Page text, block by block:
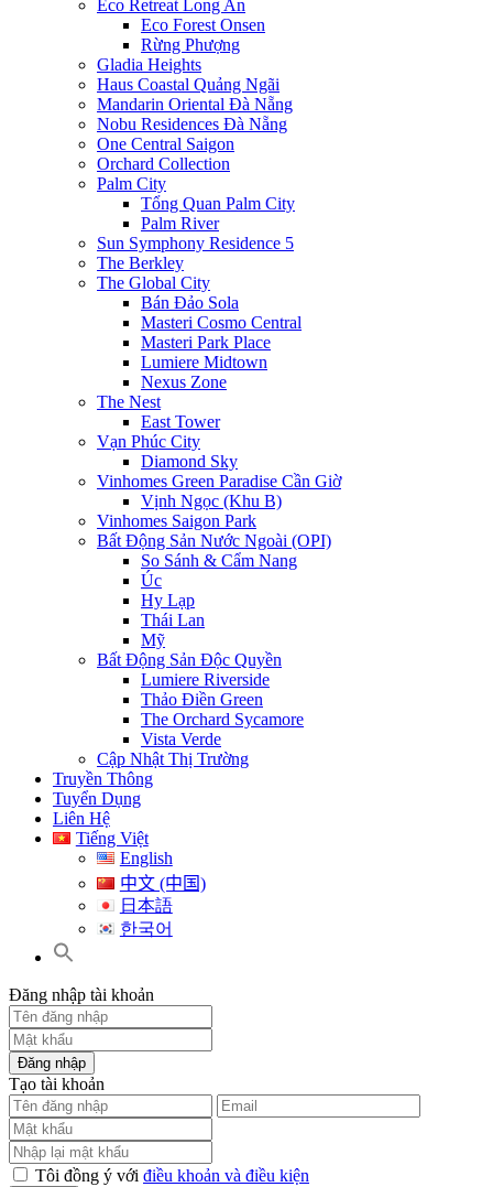
Eco Retreat Long An
Eco Forest Onsen
Rừng Phượng
Gladia Heights
Haus Coastal Quảng Ngãi
Mandarin Oriental Đà Nẵng
Nobu Residences Đà Nẵng
One Central Saigon
Orchard Collection
Palm City
Tổng Quan Palm City
Palm River
Sun Symphony Residence 5
The Berkley
The Global City
Bán Đảo Sola
Masteri Cosmo Central
Masteri Park Place
Lumiere Midtown
Nexus Zone
The Nest
East Tower
Vạn Phúc City
Diamond Sky
Vinhomes Green Paradise Cần Giờ
Vịnh Ngọc (Khu B)
Vinhomes Saigon Park
Bất Động Sản Nước Ngoài (OPI)
So Sánh & Cẩm Nang
Úc
Hy Lạp
Thái Lan
Mỹ
Bất Động Sản Độc Quyền
Lumiere Riverside
Thảo Điền Green
The Orchard Sycamore
Vista Verde
Cập Nhật Thị Trường
Truyền Thông
Tuyển Dụng
Liên Hệ
Tiếng Việt
English
中文 (中国)
日本語
한국어
Đăng nhập tài khoản
Đăng nhập
Tạo tài khoản
Tôi đồng ý với điều khoản và điều kiện